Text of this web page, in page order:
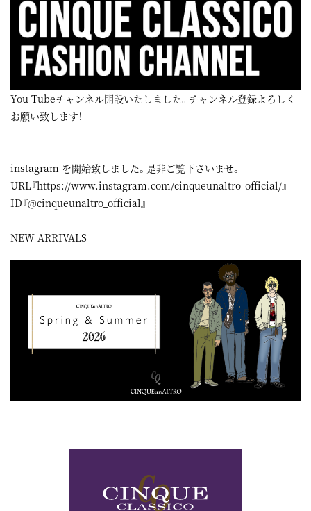
You Tubeチャンネル開設いたしました。チャンネル登録よろしく
お願い致します！
instagram を開始致しました。是非ご覧下さいませ。
URL『https://www.instagram.com/cinqueunaltro_official/』
ID『@cinqueunaltro_official』
NEW ARRIVALS